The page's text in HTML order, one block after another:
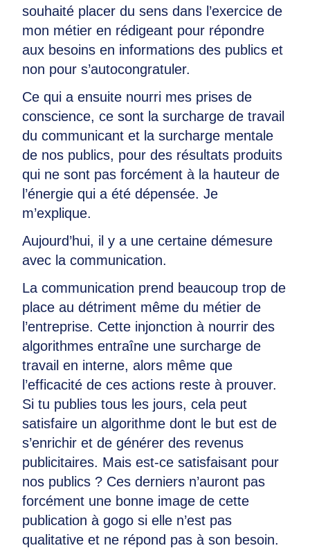
souhaité placer du sens dans l’exercice de
mon métier en rédigeant pour répondre
aux besoins en informations des publics et
non pour s’autocongratuler.
Ce qui a ensuite nourri mes prises de
conscience, ce sont la surcharge de travail
du communicant et la surcharge mentale
de nos publics, pour des résultats produits
qui ne sont pas forcément à la hauteur de
l’énergie qui a été dépensée. Je
m’explique.
Aujourd’hui, il y a une certaine démesure
avec la communication.
La communication prend beaucoup trop de
place au détriment même du métier de
l’entreprise. Cette injonction à nourrir des
algorithmes entraîne une surcharge de
travail en interne, alors même que
l’efficacité de ces actions reste à prouver.
Si tu publies tous les jours, cela peut
satisfaire un algorithme dont le but est de
s’enrichir et de générer des revenus
publicitaires. Mais est-ce satisfaisant pour
nos publics ? Ces derniers n’auront pas
forcément une bonne image de cette
publication à gogo si elle n’est pas
qualitative et ne répond pas à son besoin.